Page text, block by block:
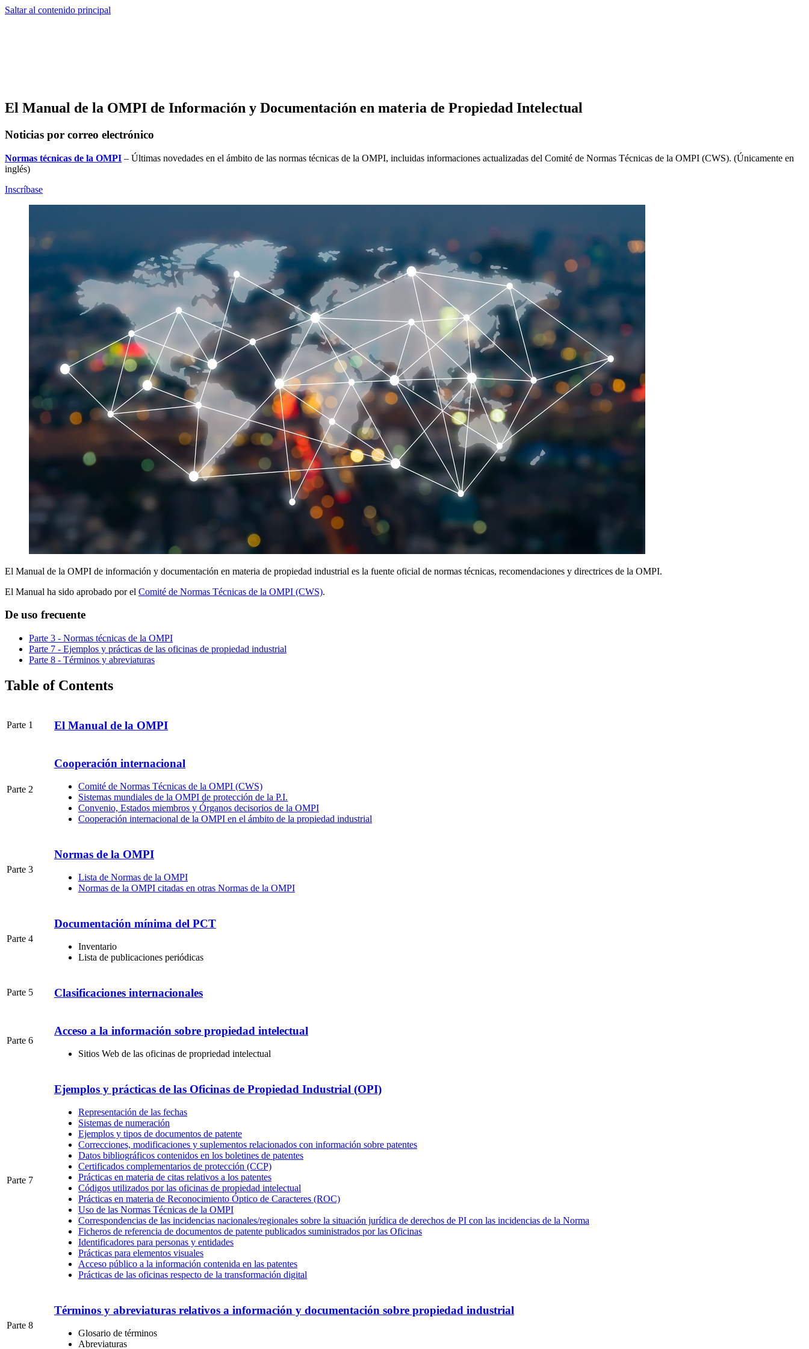
Saltar al contenido principal
El Manual de la OMPI de Información y Documentación en materia de Propiedad Intelectual
Noticias por correo electrónico
Normas técnicas de la OMPI – Últimas novedades en el ámbito de las normas técnicas de la OMPI, incluidas informaciones actualizadas del Comité de Normas Técnicas de la OMPI (CWS). (Únicamente en
inglés)
Inscríbase
El Manual de la OMPI de información y documentación en materia de propiedad industrial es la fuente oficial de normas técnicas, recomendaciones y directrices de la OMPI.
El Manual ha sido aprobado por el Comité de Normas Técnicas de la OMPI (CWS).
De uso frecuente
Parte 3 - Normas técnicas de la OMPI
Parte 7 - Ejemplos y prácticas de las oficinas de propiedad industrial
Parte 8 - Términos y abreviaturas
Table of Contents
Parte 1 El Manual de la OMPI
Parte 2
Cooperación internacional
Comité de Normas Técnicas de la OMPI (CWS)
Sistemas mundiales de la OMPI de protección de la P.I.
Convenio, Estados miembros y Órganos decisorios de la OMPI
Cooperación internacional de la OMPI en el ámbito de la propiedad industrial
Parte 3
Normas de la OMPI
Lista de Normas de la OMPI
Normas de la OMPI citadas en otras Normas de la OMPI
Parte 4
Documentación mínima del PCT
Inventario
Lista de publicaciones periódicas
Parte 5 Clasificaciones internacionales
Parte 6
Acceso a la información sobre propiedad intelectual
Sitios Web de las oficinas de propriedad intelectual
Parte 7
Ejemplos y prácticas de las Oficinas de Propiedad Industrial (OPI)
Representación de las fechas
Sistemas de numeración
Ejemplos y tipos de documentos de patente
Correcciones, modificaciones y suplementos relacionados con información sobre patentes
Datos bibliográficos contenidos en los boletines de patentes
Certificados complementarios de protección (CCP)
Prácticas en materia de citas relativos a los patentes
Códigos utilizados por las oficinas de propiedad intelectual
Prácticas en materia de Reconocimiento Óptico de Caracteres (ROC)
Uso de las Normas Técnicas de la OMPI
Correspondencias de las incidencias nacionales/regionales sobre la situación jurídica de derechos de PI con las incidencias de la Norma
Ficheros de referencia de documentos de patente publicados suministrados por las Oficinas
Identificadores para personas y entidades
Prácticas para elementos visuales
Acceso público a la información contenida en las patentes
Prácticas de las oficinas respecto de la transformación digital
Parte 8
Términos y abreviaturas relativos a información y documentación sobre propiedad industrial
Glosario de términos
Abreviaturas